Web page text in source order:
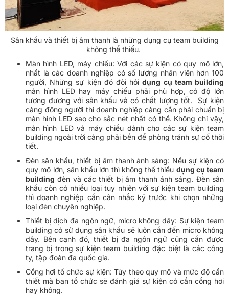
Sân khấu và thiết bị âm thanh là những dụng cụ team building
không thể thiếu.
Màn hình LED, máy chiếu: Với các sự kiện có quy mô lớn,
nhất là các doanh nghiệp có số lượng nhân viên hơn 100
người, Những sự kiện đó đòi hỏidụng cụ team building
màn hình LED hay máy chiếu phải phù hợp, có độ lớn
tương đương với sân khấu và có chất lượng tốt. Sự kiện
càng đông người thì doanh nghiệp càng cần phải chuẩn bị
màn hình LED sao cho sắc nét nhất có thể. Không chỉ vậy,
màn hình LED và máy chiếu dành cho các sự kiện team
building ngoài trời càng phải bền để phòng tránh sự cố thời
tiết.
Đèn sân khấu, thiết bị âm thanh ánh sáng: Nếu sự kiện có
quy mô lớn, sân khấu lớn thì không thể thiếu dụng cụ team
building đèn và các thiết bị âm thanh ánh sáng. Đèn sân
khấu còn có nhiều loại tuy nhiên với sự kiện team building
thì doanh nghiệp cần cân nhắc kỹ trước khi chọn những
loại đèn chuyên nghiệp.
Thiết bị dịch đa ngôn ngữ, micro không dây: Sự kiện team
building có sử dụng sân khấu sẽ luôn cần đến micro không
dây. Bên cạnh đó, thiết bị đa ngôn ngữ cũng cần được
trang bị trong sự kiện team building đặc biệt là các công
ty, tập đoàn đa quốc gia.
Cổng hơi tổ chức sự kiện: Tùy theo quy mô và mức độ cần
thiết mà ban tổ chức sẽ đánh giá sự kiện có cần cổng hơi
hay không.